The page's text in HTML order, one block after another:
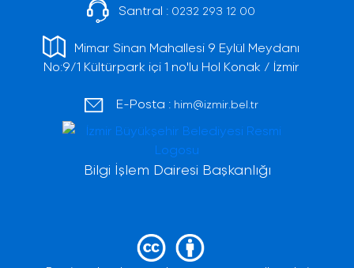
Santral : 0232 293 12 00
Mimar Sinan Mahallesi 9 Eylül Meydanı
No:9/1 Kültürpark içi 1 no'lu Hol Konak / İzmir
E-Posta : him@izmir.bel.tr
Bilgi İşlem Dairesi Başkanlığı